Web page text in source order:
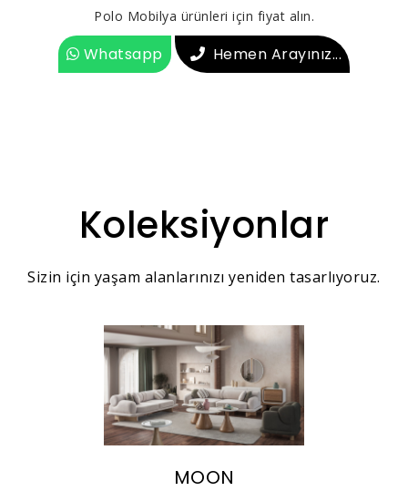
Polo Mobilya ürünleri için fiyat alın.
Whatsapp Hemen Arayınız...
Koleksiyonlar
Sizin için yaşam alanlarınızı yeniden tasarlıyoruz.
MOON